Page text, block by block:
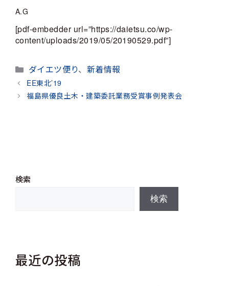
A.G
[pdf-embedder url=”https://daietsu.co/wp-
content/uploads/2019/05/20190529.pdf”]
カ
テ
ゴ
ダイエツ便り、 新着情報
EE東北’19
福島県優良土木・建築委託業務受賞事例発表会
検索
検索
最近の投稿